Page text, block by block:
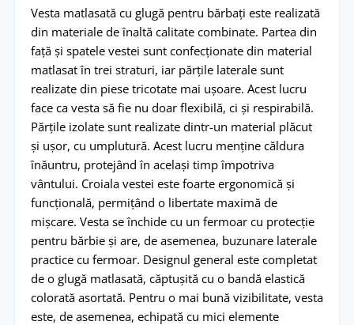
Vesta matlasată cu glugă pentru bărbați este realizată
din materiale de înaltă calitate combinate. Partea din
față și spatele vestei sunt confecționate din material
matlasat în trei straturi, iar părțile laterale sunt
realizate din piese tricotate mai ușoare. Acest lucru
face ca vesta să fie nu doar flexibilă, ci și respirabilă.
Părțile izolate sunt realizate dintr-un material plăcut
și ușor, cu umplutură. Acest lucru menține căldura
înăuntru, protejând în același timp împotriva
vântului. Croiala vestei este foarte ergonomică și
funcțională, permițând o libertate maximă de
mișcare. Vesta se închide cu un fermoar cu protecție
pentru bărbie și are, de asemenea, buzunare laterale
practice cu fermoar. Designul general este completat
de o glugă matlasată, căptușită cu o bandă elastică
colorată asortată. Pentru o mai bună vizibilitate, vesta
este, de asemenea, echipată cu mici elemente